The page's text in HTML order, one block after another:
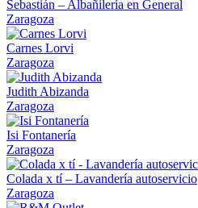
Sebastián – Albañilería en General
Zaragoza
Carnes Lorvi
Zaragoza
Judith Abizanda
Zaragoza
Isi Fontanería
Zaragoza
Colada x tí – Lavandería autoservicio
Zaragoza